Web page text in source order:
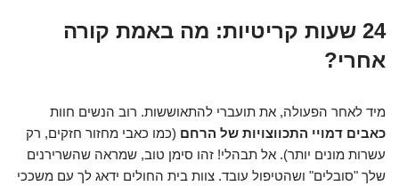
24 שעות קריטיות: מה באמת קורה
אחרי?
מיד לאחר הפעולה, את תועברי להתאוששות. רוב הנשים חוות
כאבים דמויי התכווצויות של הרחם (כמו כאבי מחזור חזקים, רק
עשרות מונים יותר). אל תבהלי! זהו סימן טוב, שמראה שהשרירנים
שלך "סובלים" ושהטיפול עובד. צוות בית החולים ידאג לך עם משככי